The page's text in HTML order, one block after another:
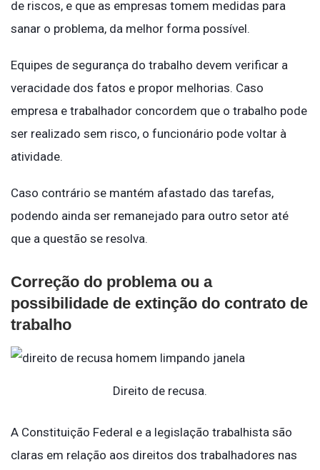
de riscos, e que as empresas tomem medidas para
sanar o problema, da melhor forma possível.
Equipes de segurança do trabalho devem verificar a
veracidade dos fatos e propor melhorias. Caso
empresa e trabalhador concordem que o trabalho pode
ser realizado sem risco, o funcionário pode voltar à
atividade.
Caso contrário se mantém afastado das tarefas,
podendo ainda ser remanejado para outro setor até
que a questão se resolva.
Correção do problema ou a
possibilidade de extinção do contrato de
trabalho
Direito de recusa.
A Constituição Federal e a legislação trabalhista são
claras em relação aos direitos dos trabalhadores nas